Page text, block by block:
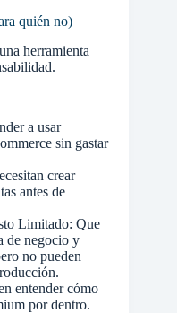
quién no)
herramienta
a usar
sin gastar
crear
antes de
Limitado: Que
de negocio y
no pueden
entender cómo
por dentro.